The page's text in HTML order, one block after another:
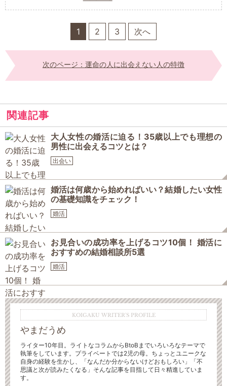
1 2 3 次へ
次のページ：運命の人に出会えない人の特徴
関連記事
大人女性の婚活に迫る！35歳以上でも理想の
男性に出会えるコツとは？
出会い
婚活は何歳から始めればいい？結婚したい女性
の基礎知識をチェック！
婚活
お見合いの成功率を上げるコツ10個！ 婚活に
おすすめの結婚相談所5選
婚活
KOIGAKU WRITER'S PROFILE
やまだうめ
ライター10年目。ライトなコラムからBtoBまでいろいろなテーマで
執筆をしています。プライベートでは2児の母。ちょっとユニークな
自身の経験を生かし、「なんだか分からないけどおもしろい」「不
思議と次が読みたくなる」そんな記事を目指して日々精進していま
す。